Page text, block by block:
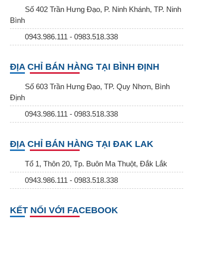
Số 402 Trần Hưng Đạo, P. Ninh Khánh, TP. Ninh
Bình
0943.986.111 - 0983.518.338
ĐỊA CHỈ BÁN HÀNG TẠI BÌNH ĐỊNH
Số 603 Trần Hưng Đạo, TP. Quy Nhơn, Bình
Định
0943.986.111 - 0983.518.338
ĐỊA CHỈ BÁN HÀNG TẠI ĐAK LAK
Tổ 1, Thôn 20, Tp. Buôn Ma Thuột, Đắk Lắk
0943.986.111 - 0983.518.338
KẾT NỐI VỚI FACEBOOK